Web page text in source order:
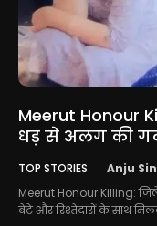
Meerut Honour
धड़ से अलग की
TOP STORIES Anju
Meerut Honour Killing:
बेटे और रिश्तेदारों के साथ